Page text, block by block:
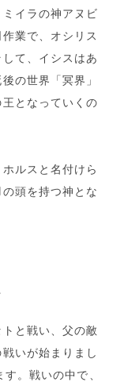
イラの神アヌビ
業で、オシリス
て、イシスはあ
の世界「冥界」
となっていくの
ルスと名付けら
頭を持つ神とな
と戦い、父の敵
いが始まりまし
。戦いの中で、